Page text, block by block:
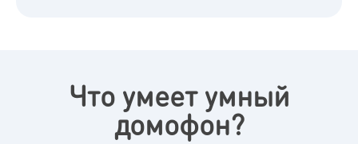
Что умеет умный
домофон?​